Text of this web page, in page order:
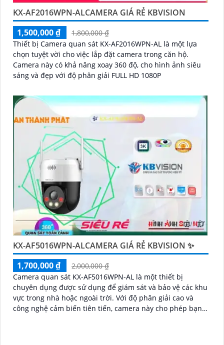
KX-AF2016WPN-ALCAMERA GIÁ RẺ KBVISION
1,500,000 ₫
1,800,000 ₫
Thiết bị Camera quan sát KX-AF2016WPN-AL là một lựa
chọn tuyệt vời cho việc lắp đặt camera trong căn hộ.
Camera này có khả năng xoay 360 độ, cho hình ảnh siêu
sáng và đẹp với độ phân giải FULL HD 1080P
KX-AF5016WPN-ALCAMERA GIÁ RẺ KBVISION ✨
1,700,000 ₫
2,000,000 ₫
Camera quan sát KX-AF5016WPN-AL là một thiết bị
chuyên dụng được sử dụng để giám sát và bảo vệ các khu
vực trong nhà hoặc ngoài trời. Với độ phân giải cao và
công nghệ cảm biến tiên tiến, camera này cho phép bạn